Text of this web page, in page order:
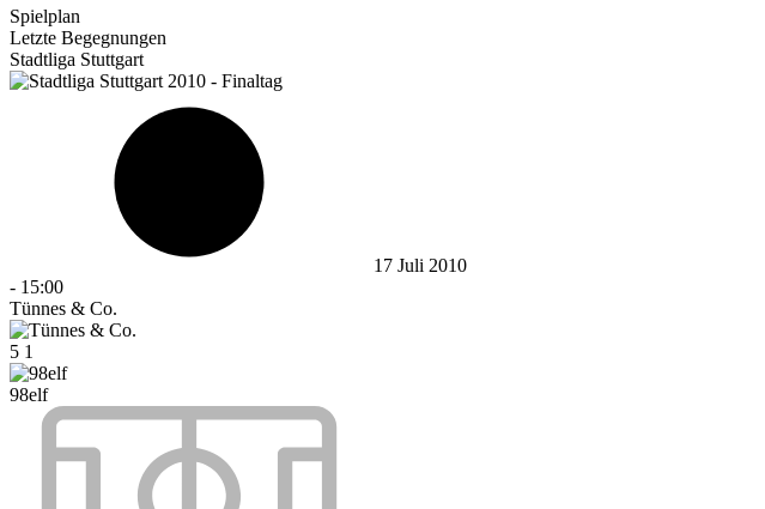
Spielplan
Letzte Begegnungen
Stadtliga Stuttgart
17 Juli 2010
- 15:00
Tünnes & Co.
5 1
98elf